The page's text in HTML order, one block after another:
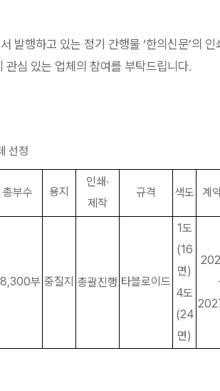
발행하고 있는 정기 간행물 ‘한의신문’의 인
관심 있는 업체의 참여를 부탁드립니다.
선정
총부수 용지
인쇄·
제작
규격 색도 계
부 중질지 총괄진행 타블로이드
1도
(16
면)
4도
(24
면)